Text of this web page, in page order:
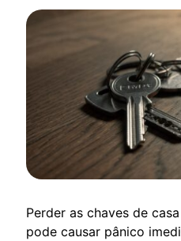
Perder as chaves de
pode causar pânico